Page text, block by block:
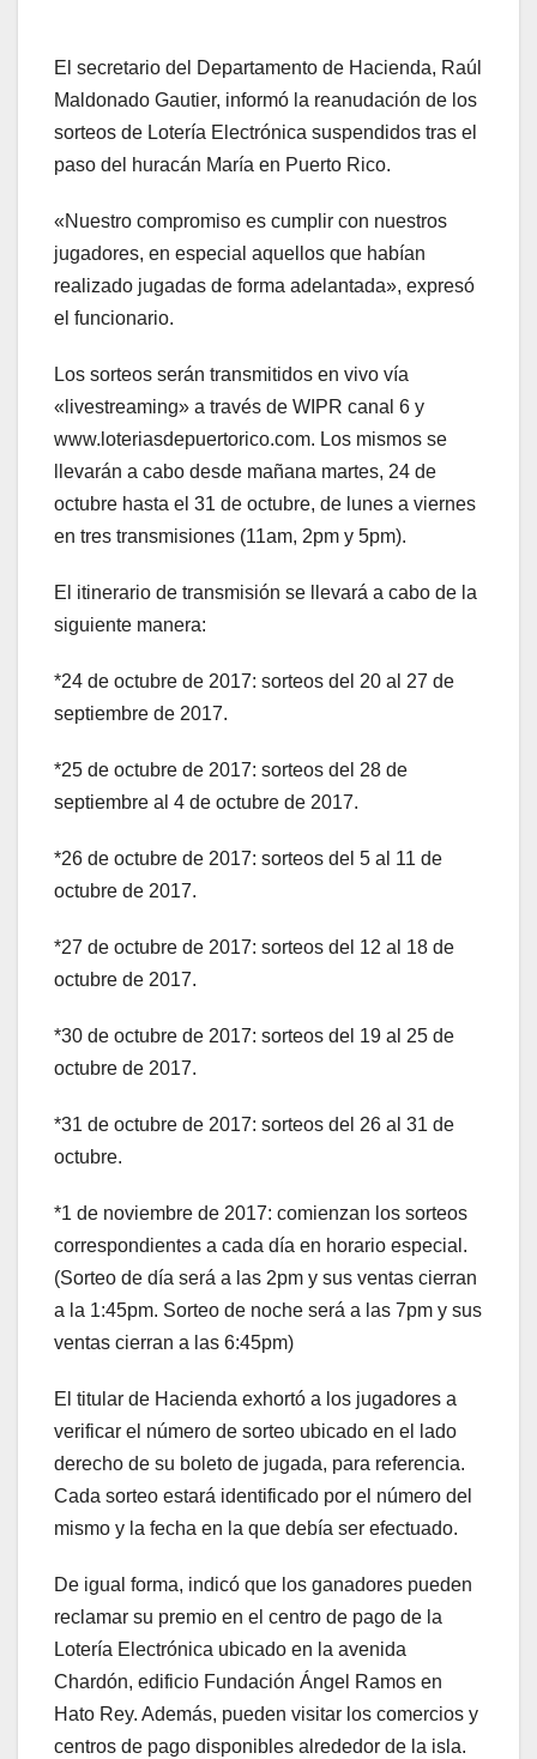
El secretario del Departamento de Hacienda, Raúl
Maldonado Gautier, informó la reanudación de los
sorteos de Lotería Electrónica suspendidos tras el
paso del huracán María en Puerto Rico.
«Nuestro compromiso es cumplir con nuestros
jugadores, en especial aquellos que habían
realizado jugadas de forma adelantada», expresó
el funcionario.
Los sorteos serán transmitidos en vivo vía
«livestreaming» a través de WIPR canal 6 y
www.loteriasdepuertorico.com. Los mismos se
llevarán a cabo desde mañana martes, 24 de
octubre hasta el 31 de octubre, de lunes a viernes
en tres transmisiones (11am, 2pm y 5pm).
El itinerario de transmisión se llevará a cabo de la
siguiente manera:
*24 de octubre de 2017: sorteos del 20 al 27 de
septiembre de 2017.
*25 de octubre de 2017: sorteos del 28 de
septiembre al 4 de octubre de 2017.
*26 de octubre de 2017: sorteos del 5 al 11 de
octubre de 2017.
*27 de octubre de 2017: sorteos del 12 al 18 de
octubre de 2017.
*30 de octubre de 2017: sorteos del 19 al 25 de
octubre de 2017.
*31 de octubre de 2017: sorteos del 26 al 31 de
octubre.
*1 de noviembre de 2017: comienzan los sorteos
correspondientes a cada día en horario especial.
(Sorteo de día será a las 2pm y sus ventas cierran
a la 1:45pm. Sorteo de noche será a las 7pm y sus
ventas cierran a las 6:45pm)
El titular de Hacienda exhortó a los jugadores a
verificar el número de sorteo ubicado en el lado
derecho de su boleto de jugada, para referencia.
Cada sorteo estará identificado por el número del
mismo y la fecha en la que debía ser efectuado.
De igual forma, indicó que los ganadores pueden
reclamar su premio en el centro de pago de la
Lotería Electrónica ubicado en la avenida
Chardón, edificio Fundación Ángel Ramos en
Hato Rey. Además, pueden visitar los comercios y
centros de pago disponibles alrededor de la isla.